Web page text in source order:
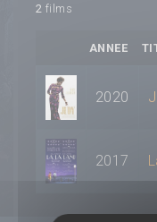
2 films
ANNEE
2020
2017